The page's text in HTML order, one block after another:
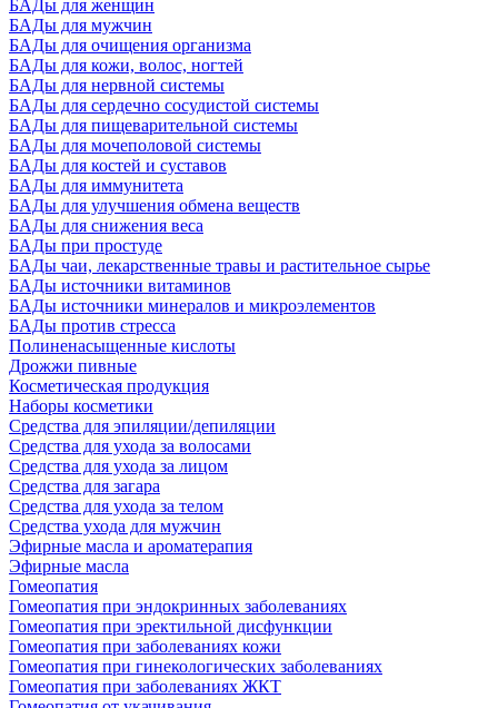
БАДы для женщин
БАДы для мужчин
БАДы для очищения организма
БАДы для кожи, волос, ногтей
БАДы для нервной системы
БАДы для сердечно сосудистой системы
БАДы для пищеварительной системы
БАДы для мочеполовой системы
БАДы для костей и суставов
БАДы для иммунитета
БАДы для улучшения обмена веществ
БАДы для снижения веса
БАДы при простуде
БАДы чаи, лекарственные травы и растительное сырье
БАДы источники витаминов
БАДы источники минералов и микроэлементов
БАДы против стресса
Полиненасыщенные кислоты
Дрожжи пивные
Косметическая продукция
Наборы косметики
Средства для эпиляции/депиляции
Средства для ухода за волосами
Средства для ухода за лицом
Средства для загара
Средства для ухода за телом
Средства ухода для мужчин
Эфирные масла и ароматерапия
Эфирные масла
Гомеопатия
Гомеопатия при эндокринных заболеваниях
Гомеопатия при эректильной дисфункции
Гомеопатия при заболеваниях кожи
Гомеопатия при гинекологических заболеваниях
Гомеопатия при заболеваниях ЖКТ